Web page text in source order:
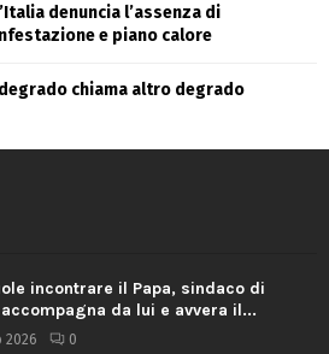
denuncia l’assenza di
e piano calore
chiama altro degrado
incontrare il Papa, sindaco di
da lui e avvera il...
2026 0